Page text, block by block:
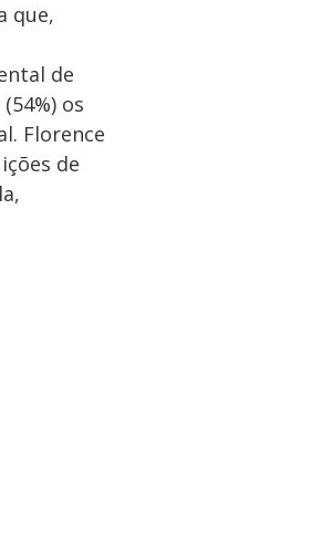
que,
de
os
Florence
de